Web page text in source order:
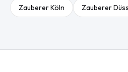
ZaubererKöln Zauberer